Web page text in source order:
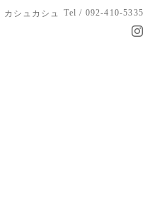
シュカシュ Tel / 092-410-5335